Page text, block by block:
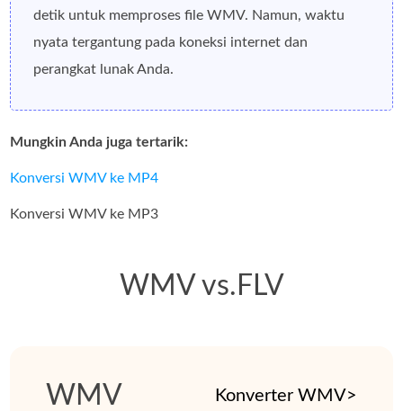
detik untuk memproses file WMV. Namun, waktu
nyata tergantung pada koneksi internet dan
perangkat lunak Anda.
Mungkin Anda juga tertarik:
Konversi WMV ke MP4
Konversi WMV ke MP3
WMV vs.FLV
WMV Konverter WMV>